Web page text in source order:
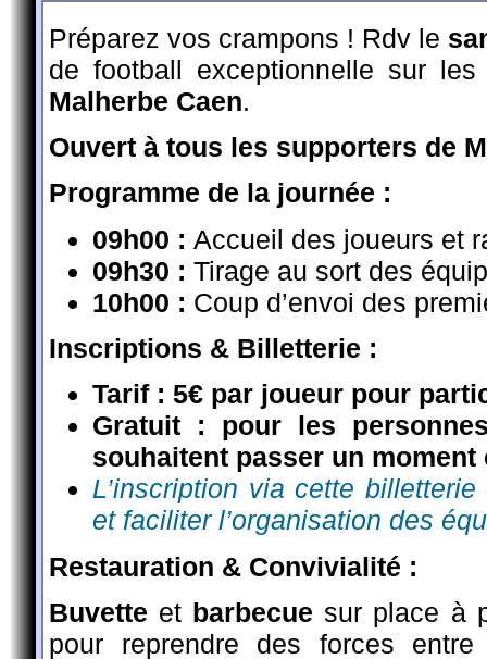
Préparez vos crampons ! Rdv le
de football exceptionnelle sur
Malherbe Caen.
Ouvert à tous les supporters de
Programme de la journée :
09h00 : Accueil des joueurs et
09h30 : Tirage au sort des
10h00 : Coup d’envoi des
Inscriptions & Billetterie :
Tarif : 5€ par joueur pour
Gratuit : pour les
souhaitent passer un
L’inscription via cette
et faciliter l’organisation des
Restauration & Convivialité :
Buvette et barbecue sur place à
pour reprendre des forces